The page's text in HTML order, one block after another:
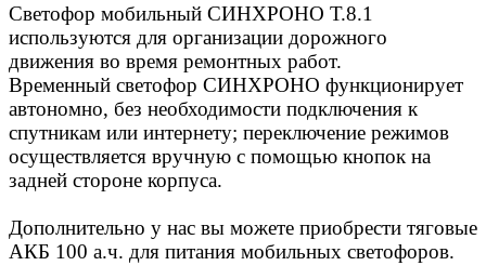
Светофор мобильный СИНХРОНО Т.8.1
используются для организации дорожного
движения во время ремонтных работ.
Временный светофор СИНХРОНО функционирует
автономно, без необходимости подключения к
спутникам или интернету; переключение режимов
осуществляется вручную с помощью кнопок на
задней стороне корпуса.
Дополнительно у нас вы можете приобрести тяговые
АКБ 100 а.ч. для питания мобильных светофоров.